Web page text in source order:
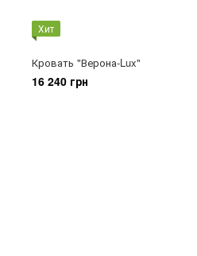
Хит
Кровать "Верона-Lux"
16 240 грн